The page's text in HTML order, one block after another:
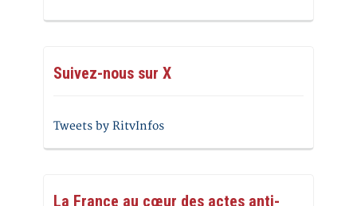
Suivez-nous sur X
Tweets by RitvInfos
La France au cœur des actes anti-